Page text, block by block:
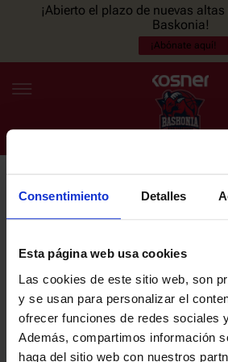
Consentimiento Detalles
Esta página web usa cookies
Las cookies de este sitio web, son
y se usan para personalizar el
ofrecer funciones de redes sociales
Además, compartimos información
haga del sitio web con nuestros
¡Abierto el plazo de nuevas
Baskonia!
¡Abónate aquí!
ES EU
NOTICIAS
NEWSLETTER
últimas noticias y promociones del club.
Email
He leído y acepto laPolítica de privacidad